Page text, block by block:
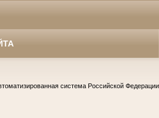
система Российской